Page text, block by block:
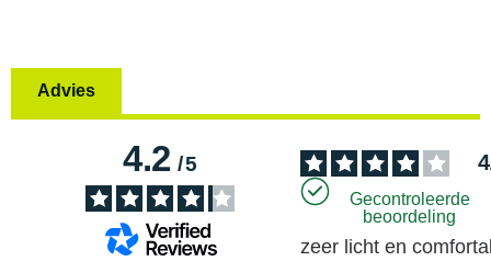
Advies
4.2/5 4
Gecontroleerde
beoordeling
zeer licht en